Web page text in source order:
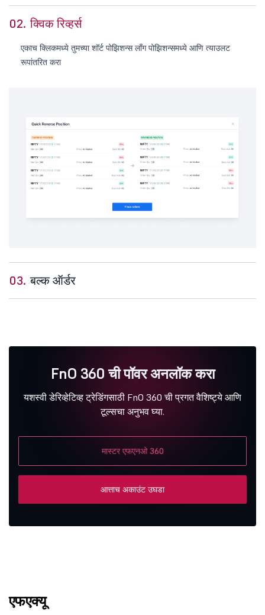
02. क्विक रिव्हर्स
एकाच क्लिकमध्ये तुमच्या शॉर्ट पोझिशन्स लाँग पोझिशन्समध्ये आणि त्याउलट
रूपांतरित करा
03. बल्क ऑर्डर
FnO 360 ची पॉवर अनलॉक करा
यशस्वी डेरिव्हेटिव्ह ट्रेडिंगसाठी FnO 360 ची प्रगत वैशिष्ट्ये आणि
टूल्सचा अनुभव घ्या.
मास्टर एफएनओ 360
आत्ताच अकाउंट उघडा
एफएक्यू